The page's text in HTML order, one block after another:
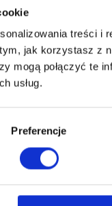
treści i
jak korzystasz z
mogą połączyć te
usług.
Preferencje